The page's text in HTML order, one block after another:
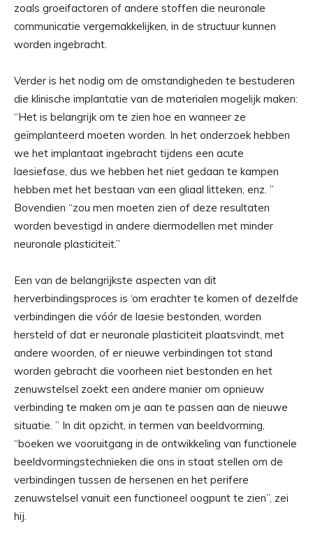
zoals groeifactoren of andere stoffen die neuronale
communicatie vergemakkelijken, in de structuur kunnen
worden ingebracht.
Verder is het nodig om de omstandigheden te bestuderen
die klinische implantatie van de materialen mogelijk maken:
“Het is belangrijk om te zien hoe en wanneer ze
geïmplanteerd moeten worden. In het onderzoek hebben
we het implantaat ingebracht tijdens een acute
laesiefase, dus we hebben het niet gedaan te kampen
hebben met het bestaan ​​van een gliaal litteken, enz. ”
Bovendien “zou men moeten zien of deze resultaten
worden bevestigd in andere diermodellen met minder
neuronale plasticiteit.”
Een van de belangrijkste aspecten van dit
herverbindingsproces is ‘om erachter te komen of dezelfde
verbindingen die vóór de laesie bestonden, worden
hersteld of dat er neuronale plasticiteit plaatsvindt, met
andere woorden, of er nieuwe verbindingen tot stand
worden gebracht die voorheen niet bestonden en het
zenuwstelsel zoekt een andere manier om opnieuw
verbinding te maken om je aan te passen aan de nieuwe
situatie. ” In dit opzicht, in termen van beeldvorming,
“boeken we vooruitgang in de ontwikkeling van functionele
beeldvormingstechnieken die ons in staat stellen om de
verbindingen tussen de hersenen en het perifere
zenuwstelsel vanuit een functioneel oogpunt te zien”, zei
hij.